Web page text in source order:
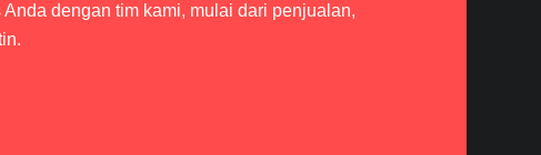
dengan tim kami, mulai dari penjualan,